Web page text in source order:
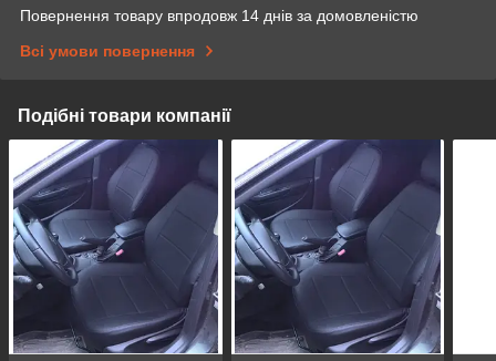
Повернення товару впродовж 14 днів за домовленістю
Всі умови повернення
Подібні товари компанії